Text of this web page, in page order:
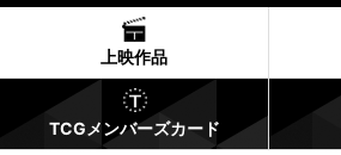
上映作品
TCGメンバーズカード